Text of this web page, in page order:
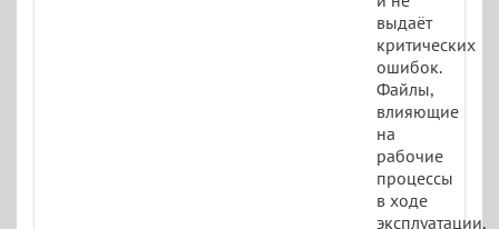
выдаёт
критических
ошибок.
Файлы,
влияющие
на
рабочие
процессы
в ходе
эксплуатации,